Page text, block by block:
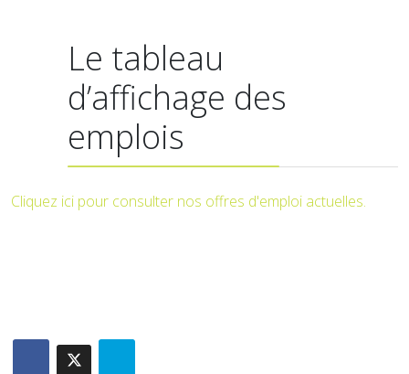
Le tableau
d’affichage des
emplois
Cliquez ici pour consulter nos offres d'emploi actuelles.